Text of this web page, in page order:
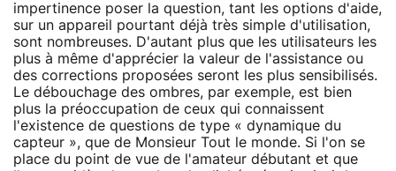
impertinence poser la question, tant les options d'aide,
sur un appareil pourtant déjà très simple d'utilisation,
sont nombreuses. D'autant plus que les utilisateurs les
plus à même d'apprécier la valeur de l'assistance ou
des corrections proposées seront les plus sensibilisés.
Le débouchage des ombres, par exemple, est bien
plus la préoccupation de ceux qui connaissent
l'existence de questions de type « dynamique du
capteur », que de Monsieur Tout le monde. Si l'on se
place du point de vue de l'amateur débutant et que